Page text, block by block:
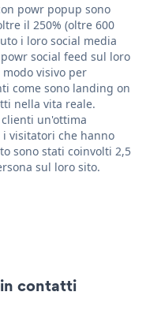
powr popup sono
il 250% (oltre 600
i loro social media
social feed sul loro
visivo per
come sono landing on
nella vita reale.
un'ottima
visitatori che hanno
sono stati coinvolti 2,5
sul loro sito.
in contatti